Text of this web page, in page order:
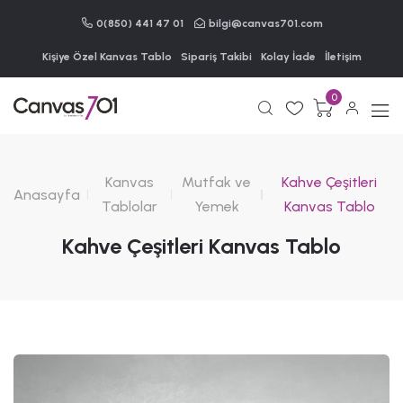
0(850) 441 47 01 bilgi@canvas701.com
Kişiye Özel Kanvas Tablo Sipariş Takibi Kolay İade İletişim
0
Anasayfa
Kanvas
Tablolar
Mutfak ve
Yemek
Kahve Çeşitleri
Kanvas Tablo
Kahve Çeşitleri Kanvas Tablo